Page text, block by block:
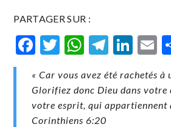
PARTAGER SUR :
Facebook
Twitter
« Car vous avez été rachetés à
Glorifiez donc Dieu dans votre
votre esprit, qui appartiennent
Corinthiens‬ ‭6‬:‭20‬